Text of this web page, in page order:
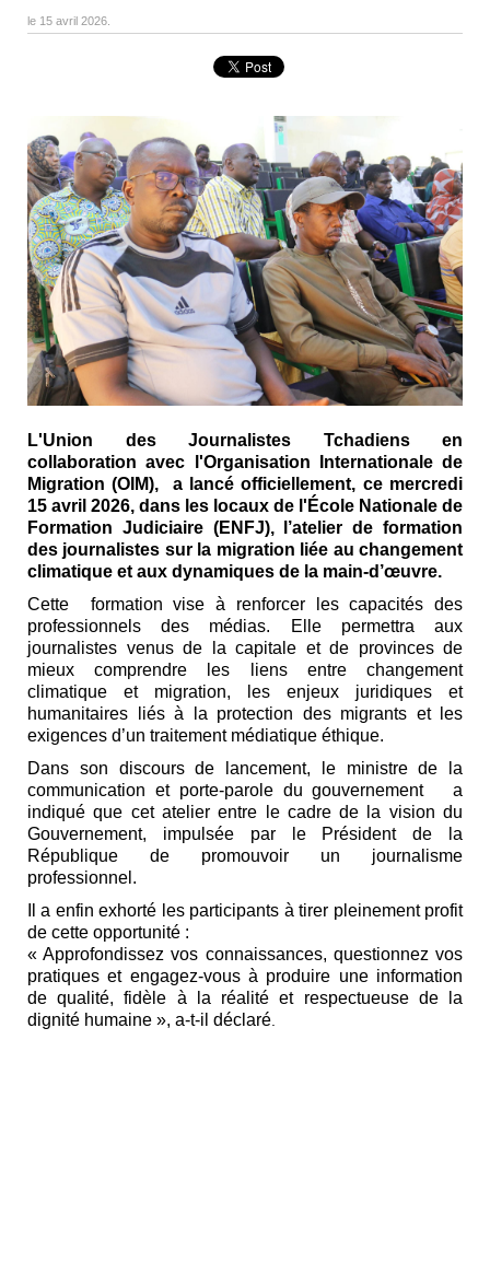
le 15 avril 2026
L'Union des Journalistes Tchadiens en
collaboration avec l'Organisation Internationale de
Migration (OIM), a lancé officiellement, ce mercredi
15 avril 2026, dans les locaux de l'École Nationale de
Formation Judiciaire (ENFJ), l’atelier de formation
des journalistes sur la migration liée au changement
climatique et aux dynamiques de la main-d’œuvre.
Cette formation vise à renforcer les capacités des
professionnels des médias. Elle permettra aux
journalistes venus de la capitale et de provinces de
mieux comprendre les liens entre changement
climatique et migration, les enjeux juridiques et
humanitaires liés à la protection des migrants et les
exigences d’un traitement médiatique éthique.
Dans son discours de lancement, le ministre de la
communication et porte-parole du gouvernement a
indiqué que cet atelier entre le cadre de la vision du
Gouvernement, impulsée par le Président de la
République de promouvoir un journalisme
professionnel.
Il a enfin exhorté les participants à tirer pleinement profit
de cette opportunité :
« Approfondissez vos connaissances, questionnez vos
pratiques et engagez-vous à produire une information
de qualité, fidèle à la réalité et respectueuse de la
dignité humaine », a-t-il déclaré.